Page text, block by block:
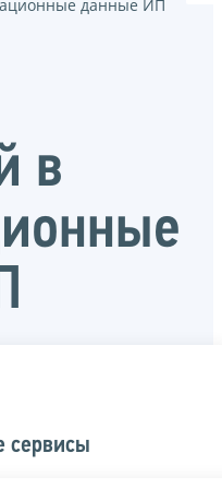
данные ИП
в
сервисы